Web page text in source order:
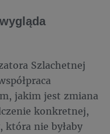
Szlachetnej
jakim jest zmiana
konkretnej,
która nie byłaby